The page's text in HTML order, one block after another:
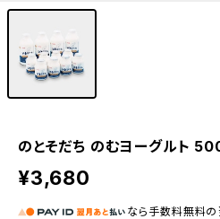
のとそだち のむヨーグルト
¥3,680
なら 手数料無料の